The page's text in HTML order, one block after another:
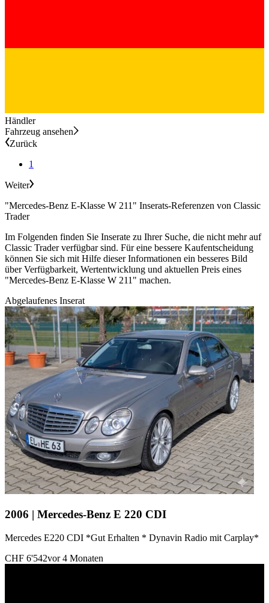
Händler
Fahrzeug ansehen
Zurück
1
Weiter
"Mercedes-Benz E-Klasse W 211" Inserats-Referenzen von Classic
Trader
Im Folgenden finden Sie Inserate zu Ihrer Suche, die nicht mehr auf
Classic Trader verfügbar sind. Für eine bessere Kaufentscheidung
können Sie sich mit Hilfe dieser Informationen ein besseres Bild
über Verfügbarkeit, Wertentwicklung und aktuellen Preis eines
"Mercedes-Benz E-Klasse W 211" machen.
Abgelaufenes Inserat
2006 | Mercedes-Benz E 220 CDI
Mercedes E220 CDI *Gut Erhalten * Dynavin Radio mit Carplay*
CHF 6'542vor 4 Monaten